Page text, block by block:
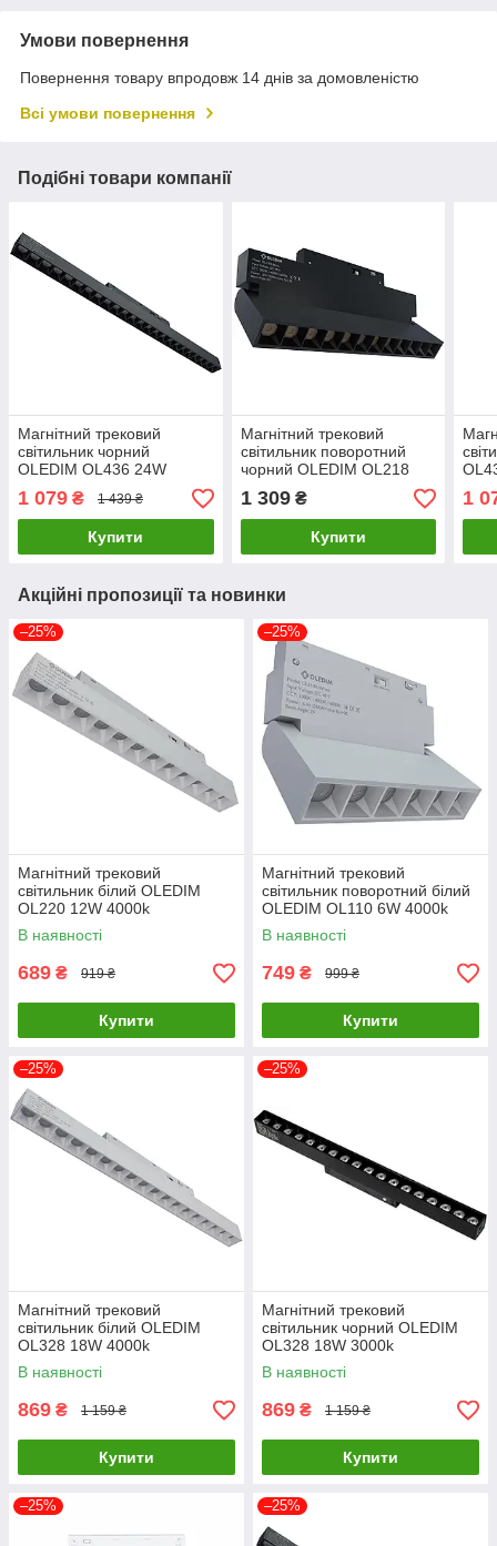
Умови повернення
Повернення товару впродовж 14 днів за домовленістю
Всі умови повернення
Подібні товари компанії
Магнітний трековий
світильник чорний
OLEDIM OL436 24W
3000k
1 079 ₴ 1 439 ₴
Купити
Магнітний трековий
світильник поворотний
чорний OLEDIM OL218
12W 3000k
1 309₴
Купити
1
Акційні пропозиції та новинки
–25%
Магнітний трековий
світильник білий OLEDIM
OL220 12W 4000k
В наявності
689 ₴ 919 ₴
Купити
–25%
Магнітний трековий
світильник поворотний білий
OLEDIM OL110 6W 4000k
В наявності
749 ₴ 999 ₴
Купити
–25%
Магнітний трековий
світильник білий OLEDIM
OL328 18W 4000k
В наявності
869 ₴ 1 159 ₴
Купити
–25%
Магнітний трековий
світильник чорний OLEDIM
OL328 18W 3000k
В наявності
869 ₴ 1 159 ₴
Купити
–25% –25%